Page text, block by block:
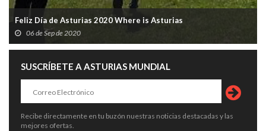
Feliz Día de Asturias 2020 Where is Asturias
06 de Sep de 2020
SUSCRÍBETE A ASTURIAS MUNDIAL
Recibe directamente en tu buzón nuestras noticias destacadas y las
mejores ofertas.